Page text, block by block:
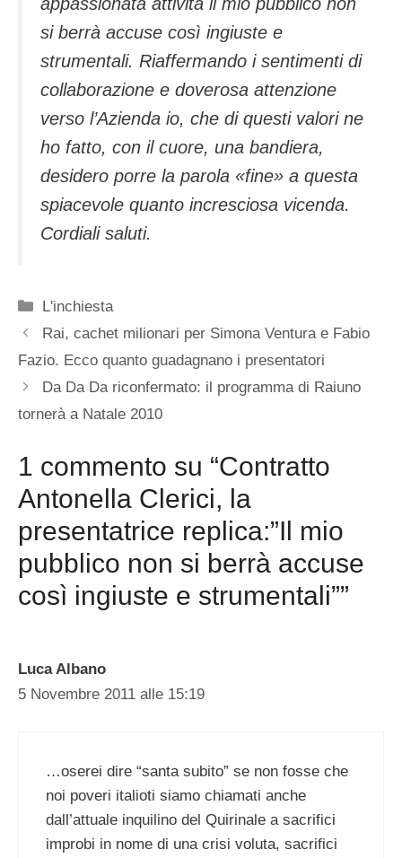
si berrà accuse così ingiuste e
strumentali. Riaffermando i sentimenti di
collaborazione e doverosa attenzione
verso l’Azienda io, che di questi valori ne
ho fatto, con il cuore, una bandiera,
desidero porre la parola «fine» a questa
spiacevole quanto incresciosa vicenda.
Cordiali saluti.
Categorie
L'inchiesta
Rai, cachet milionari per Simona Ventura e Fabio
Fazio. Ecco quanto guadagnano i presentatori
Da Da Da riconfermato: il programma di Raiuno
tornerà a Natale 2010
1 commento su “Contratto
Antonella Clerici, la
presentatrice replica:”Il mio
pubblico non si berrà accuse
così ingiuste e strumentali””
Luca Albano
5 Novembre 2011 alle 15:19
…oserei dire “santa subito” se non fosse che
noi poveri italioti siamo chiamati anche
dall’attuale inquilino del Quirinale a sacrifici
improbi in nome di una crisi voluta, sacrifici